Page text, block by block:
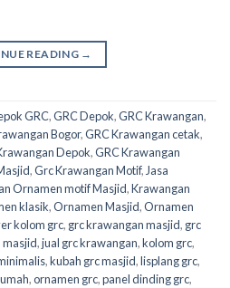
READING →
GRC,GRC Depok,GRC Krawangan,
Bogor,GRC Krawangan cetak,
Depok,GRC Krawangan
,Grc Krawangan Motif, Jasa
Ornamen motif Masjid,Krawangan
klasik,Ornamen Masjid,Ornamen
kolom grc, grc krawangan masjid, grc
masjid,jual grc krawangan,kolom grc,
,kubah grc masjid,lisplang grc,
,ornamen grc,panel dinding grc,